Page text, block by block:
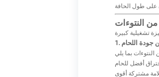
من النتوءات
جودة اللحام
أفضل للحام
مشتركة أقوى